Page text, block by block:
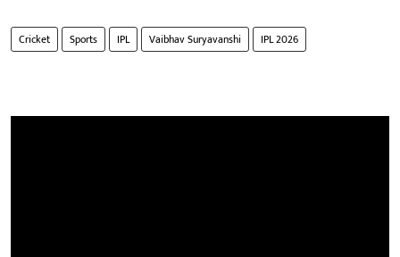
Cricket Sports IPL Vaibhav Suryavanshi IPL 2026